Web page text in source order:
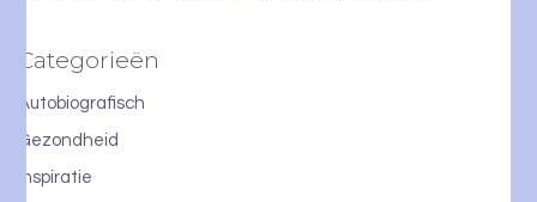
Categorieën
Autobiografisch
Gezondheid
Inspiratie